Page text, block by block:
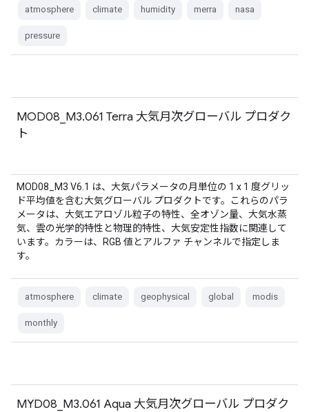
atmosphere climate humidity merra nasa
pressure
MOD08_M3.061 Terra 大気月次グローバル プロダク
ト
MOD08_M3 V6.1 は、大気パラメータの月単位の 1 x 1 度グリッ
ド平均値を含む大気グローバル プロダクトです。これらのパラ
メータは、大気エアロゾル粒子の特性、全オゾン量、大気水蒸
気、雲の光学的特性と物理的特性、大気安定性指数に関連して
います。カラーは、RGB 値とアルファ チャンネルで指定しま
す。
atmosphere climate geophysical global modis
monthly
MYD08_M3.061 Aqua 大気月次グローバル プロダク